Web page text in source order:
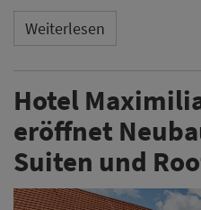
Weiterlesen
Hotel
eröffnet
Suiten und